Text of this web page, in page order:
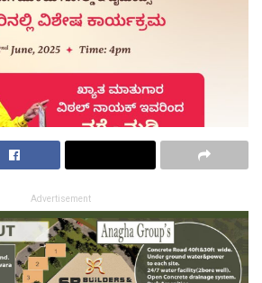
Advertisement